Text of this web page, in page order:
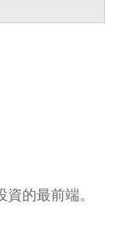
的最前端。